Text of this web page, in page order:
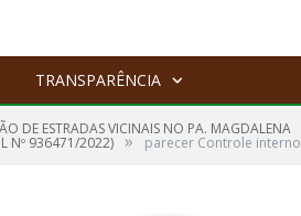
TRANSPARÊNCIA
DE ESTRADAS VICINAIS NO PA. MAGDALENA
Nº 936471/2022) » parecer Controle interno